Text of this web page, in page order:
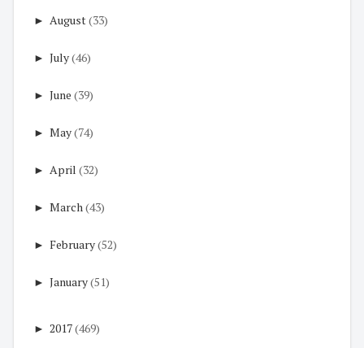
► August(33)
► July(46)
► June (39)
► May(74)
► April (32)
► March(43)
► February(52)
► January(51)
► 2017(469)